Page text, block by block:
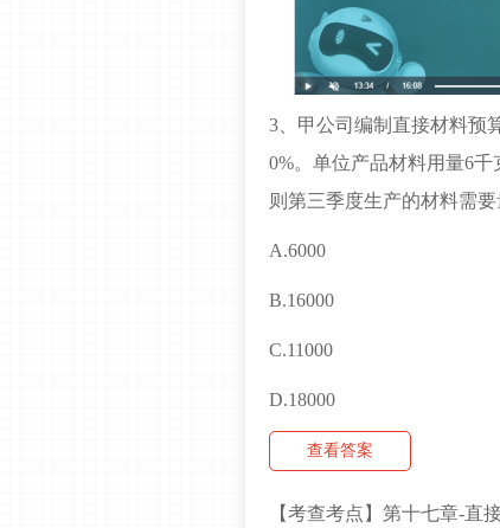
3、甲公司编制直接材料预
0%。单位产品材料用量6千
则第三季度生产的材料需
A.6000
B.16000
C.11000
D.18000
查看答案
【考查考点】第十七章-直